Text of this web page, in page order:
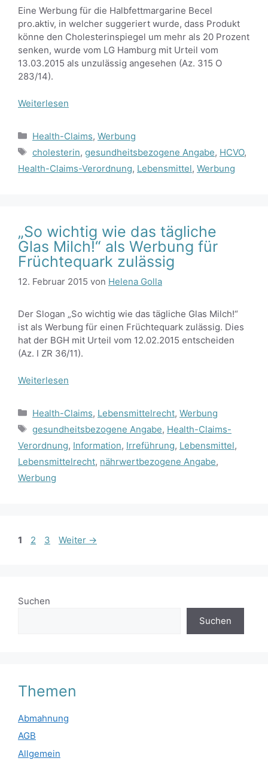
Eine Werbung für die Halbfettmargarine Becel
pro.aktiv, in welcher suggeriert wurde, dass Produkt
könne den Cholesterinspiegel um mehr als 20 Prozent
senken, wurde vom LG Hamburg mit Urteil vom
13.03.2015 als unzulässig angesehen (Az. 315 O
283/14).
Weiterlesen
Kategorien
Health-Claims, Werbung
Schlagwörter
cholesterin, gesundheitsbezogene Angabe, HCVO,
Health-Claims-Verordnung, Lebensmittel, Werbung
„So wichtig wie das tägliche
Glas Milch!“ als Werbung für
Früchtequark zulässig
12. Februar 2015 von Helena Golla
Der Slogan „So wichtig wie das tägliche Glas Milch!“
ist als Werbung für einen Früchtequark zulässig. Dies
hat der BGH mit Urteil vom 12.02.2015 entscheiden
(Az. I ZR 36/11).
Weiterlesen
Kategorien
Health-Claims, Lebensmittelrecht, Werbung
Schlagwörter
gesundheitsbezogene Angabe, Health-Claims-
Verordnung, Information, Irreführung, Lebensmittel,
Lebensmittelrecht, nährwertbezogene Angabe,
Werbung
Seite
1 Seite
2 Seite
3 Weiter →
Suchen
Suchen
Themen
Abmahnung
AGB
Allgemein